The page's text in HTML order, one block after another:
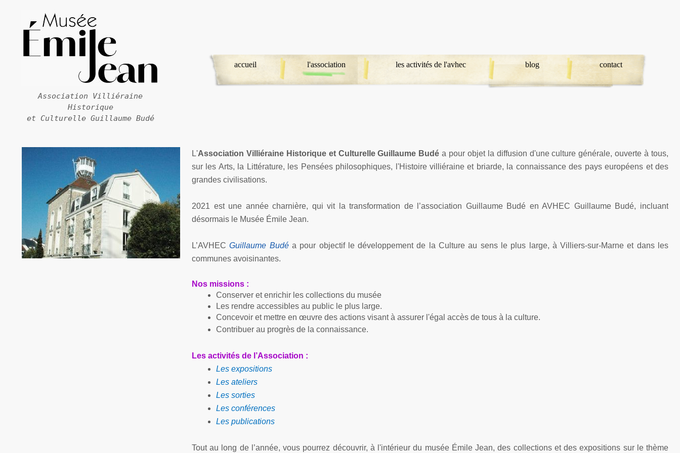
Association Villiéraine
Historique
et Culturelle Guillaume Budé
accueil l'association les activités de l'avhec blog contact
L'Association Villiéraine Historique et Culturelle Guillaume Budéa pour objet la diffusion d'une culture générale, ouverte à tous,
sur les Arts, la Littérature, les Pensées philosophiques, l'Histoire villiéraine et briarde, la connaissance des pays européens et des
grandes civilisations.
2021 est une année charnière, qui vit la transformation de l’association Guillaume Budé en AVHEC Guillaume Budé, incluant
désormais le Musée Émile Jean.
L’AVHECGuillaume Budéa pour objectif le développement de la Culture au sens le plus large, à Villiers-sur-Marne et dans les
communes avoisinantes.
Nos missions :
Conserver et enrichir les collections du musée
Les rendre accessibles au public le plus large.
Concevoir et mettre en œuvre des actions visant à assurer l'égal accès de tous à la culture.
Contribuer au progrès de la connaissance.
Les activités de l’Association :
Les expositions
Les ateliers
Les sorties
Les conférences
Les publications
Tout au long de l’année, vous pourrez découvrir, à l'intérieur du musée Émile Jean, des collections et des expositions sur le thème